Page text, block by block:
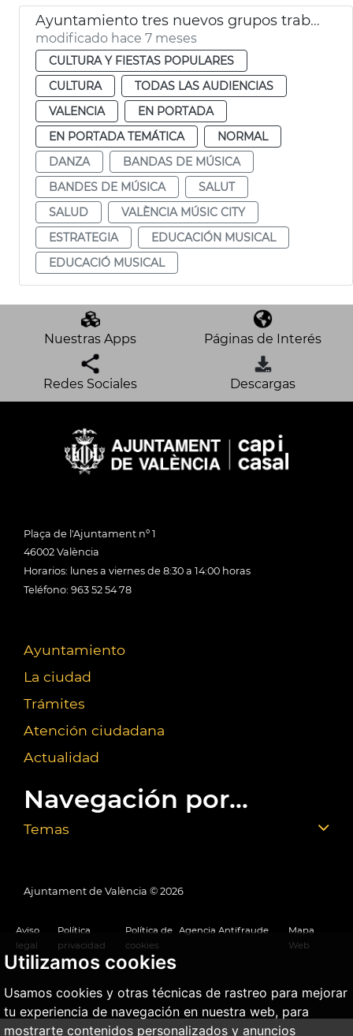
Utilizamos cookies
Usamos cookies y otras técnicas de rastreo para mejorar
tu experiencia de navegación en nuestra web, para
mostrarte contenidos personalizados y anuncios
Ayuntamiento tres nuevos grupos trabajo València Music City
modificado hace 7 meses
CULTURA Y FIESTAS POPULARES
CULTURA
TODAS LAS AUDIENCIAS
VALENCIA
EN PORTADA
EN PORTADA TEMÁTICA
NORMAL
DANZA
BANDAS DE MÚSICA
BANDES DE MÚSICA
SALUT
SALUD
VALÈNCIA MÚSIC CITY
ESTRATEGIA
EDUCACIÓN MUSICAL
EDUCACIÓ MUSICAL
Nuestras Apps Páginas de Interés
Redes Sociales Descargas
Plaça de l'Ajuntament nº 1
46002 València
Horarios: lunes a viernes de 8:30 a 14:00 horas
Teléfono: 963 52 54 78
Ayuntamiento
La ciudad
Trámites
Atención ciudadana
Actualidad
Navegación por...
Temas
Ajuntament de València © 2026
Aviso
legal
Política
privacidad
Política de
cookies
Agencia Antifraude
Mapa
Web